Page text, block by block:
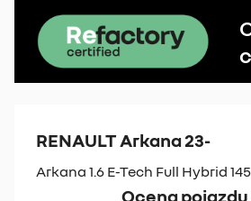
RENAULT Arkana 23-
Arkana 1.6 E-Tech Full Hybrid
Ocena pojazdu